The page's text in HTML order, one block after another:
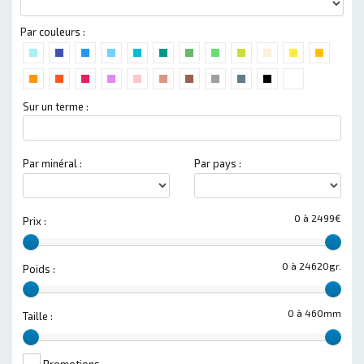
Par couleurs :
Sur un terme :
Par minéral : Par pays :
0 à 2499€
Prix :
0 à 24620gr.
Poids :
0 à 460mm
Taille :